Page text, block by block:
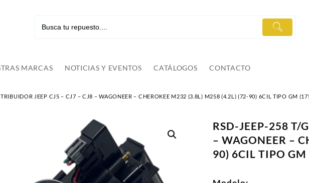
MARCAS NOTICIAS Y EVENTOS CATÁLOGOS CONTACTO
JEEP CJ5 – CJ7 – CJ8 – WAGONEER – CHEROKEE M232 (3.8L) M258 (4.2L) (72-90) 6CIL TIPO GM
RSD-JEEP-258 T/
– WAGONEER –
90) 6CIL TIPO GM